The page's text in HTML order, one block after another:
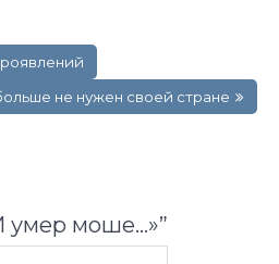
не нужен своей стране
умер моше…»”